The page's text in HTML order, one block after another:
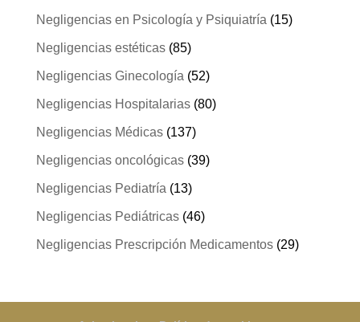
Negligencias en Psicología y Psiquiatría(15)
Negligencias estéticas(85)
Negligencias Ginecología(52)
Negligencias Hospitalarias(80)
Negligencias Médicas(137)
Negligencias oncológicas(39)
Negligencias Pediatría(13)
Negligencias Pediátricas(46)
Negligencias Prescripción Medicamentos(29)